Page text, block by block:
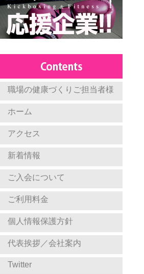
職場の健康づくりご担当者様
ホーム
アクセス
新着情報
ご入会について
ご利用料金
個人情報保護方針
代表挨拶／会社案内
Twitter